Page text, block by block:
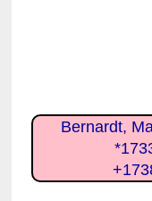
Bernardt,